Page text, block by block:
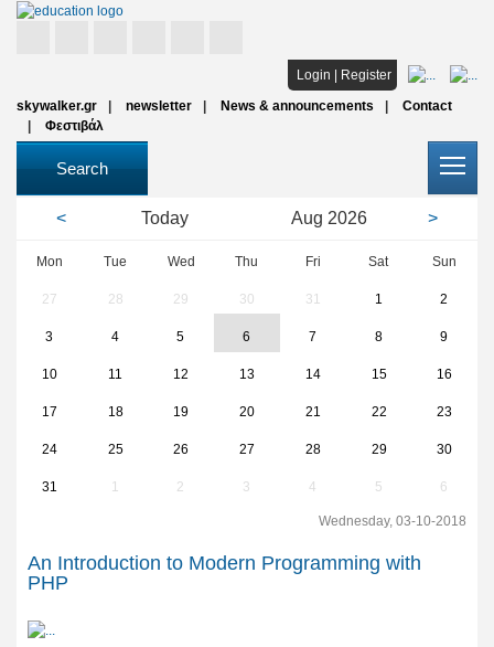
Login | Register
skywalker.gr
newsletter News & announcements
Contact
Φεστιβάλ
Search
Studies
Scholarships
All institutions
Articles
< Today Aug 2026 >
Mon Tue Wed Thu Fri Sat Sun
27 28 29 30 31 1 2
3 4 5 6 7 8 9
10 11 12 13 14 15 16
17 18 19 20 21 22 23
24 25 26 27 28 29 30
31 1 2 3 4 5 6
Wednesday, 03-10-2018
An Introduction to Modern Programming with
PHP